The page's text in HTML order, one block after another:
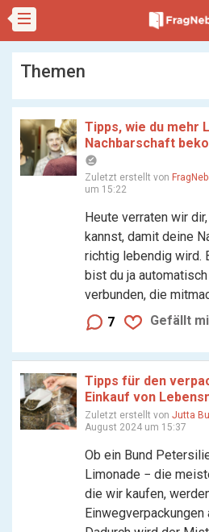
Themen
Tipps, wie du mehr
Nachbarschaft
offline_pin
Zuletzt erstellt von
um 15:22
Heute verraten wir
kannst, damit deine
richtig lebendig wird.
bist du ja
verbunden, die
7
Gefällt
Tipps für den
Einkauf von
Zuletzt erstellt von Jutta
August 2024 um 15:37
Ob ein Bund
Limonade − die
die wir kaufen,
Einwegverpackungen